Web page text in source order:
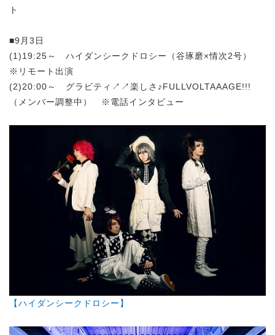
ト
■9月3日
(1)19:25～ ハイダンシークドロシー（谷琢磨×情次2号）
※リモート出演
(2)20:00～ グラビティ↗↗楽しさ♪FULLVOLTAAAGE!!!
（メンバー調整中） ※電話インタビュー
【ハイダンシークドロシー】